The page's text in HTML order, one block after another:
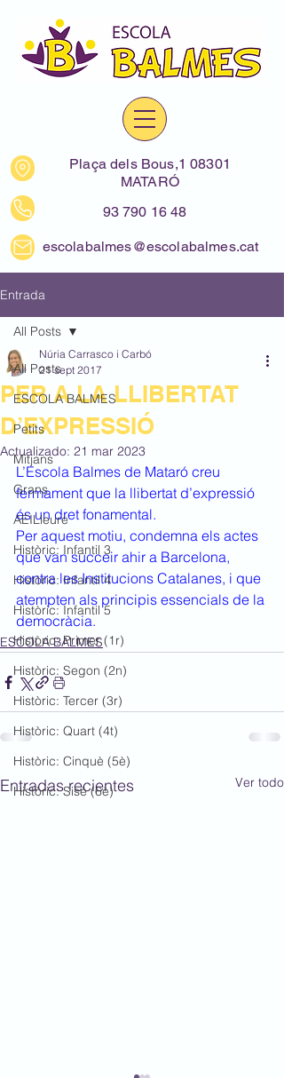
Plaça dels Bous,1 08301
MATARÓ
93 790 16 48
escolabalmes@escolabalmes.cat
Entrada
All Posts
ESCOLA BALMES
Petits
Mitjans
Grans
AEILleure
Històric: Infantil 3
Històric: Infantil 4
Històric: Infantil 5
Històric: Primer (1r)
Històric: Segon (2n)
Històric: Tercer (3r)
Històric: Quart (4t)
Històric: Cinquè (5è)
Històric: Sisè (6è)
All Posts
PER A LA LLIBERTAT
D’EXPRESSIÓ
Núria Carrasco i Carbó
21 sept 2017
Actualizado: 21 mar 2023
L’Escola Balmes de Mataró creu
fermament que la llibertat d’expressió
és un dret fonamental.
Per aquest motiu, condemna els actes
que van succeir ahir a Barcelona,
contra les Institucions Catalanes, i que
atempten als principis essencials de la
democràcia.
ESCOLA BALMES
Entradas recientes Ver todo